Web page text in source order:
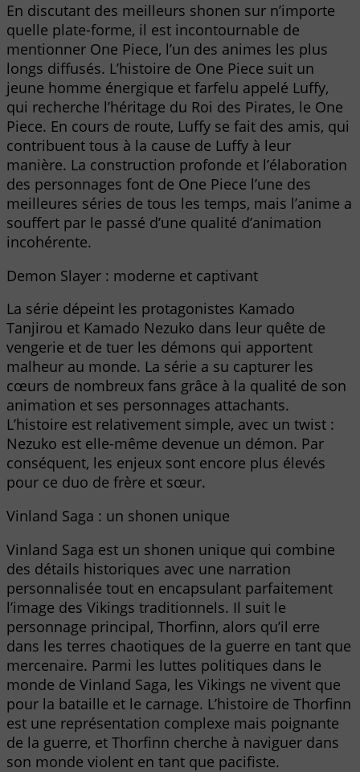
En discutant des meilleurs shonen sur n’importe
quelle plate-forme, il est incontournable de
mentionner One Piece, l’un des animes les plus
longs diffusés. L’histoire de One Piece suit un
jeune homme énergique et farfelu appelé Luffy,
qui recherche l’héritage du Roi des Pirates, le One
Piece. En cours de route, Luffy se fait des amis, qui
contribuent tous à la cause de Luffy à leur
manière. La construction profonde et l’élaboration
des personnages font de One Piece l’une des
meilleures séries de tous les temps, mais l’anime a
souffert par le passé d’une qualité d’animation
incohérente.
Demon Slayer : moderne et captivant
La série dépeint les protagonistes Kamado
Tanjirou et Kamado Nezuko dans leur quête de
vengerie et de tuer les démons qui apportent
malheur au monde. La série a su capturer les
cœurs de nombreux fans grâce à la qualité de son
animation et ses personnages attachants.
L’histoire est relativement simple, avec un twist :
Nezuko est elle-même devenue un démon. Par
conséquent, les enjeux sont encore plus élevés
pour ce duo de frère et sœur.
Vinland Saga : un shonen unique
Vinland Saga est un shonen unique qui combine
des détails historiques avec une narration
personnalisée tout en encapsulant parfaitement
l’image des Vikings traditionnels. Il suit le
personnage principal, Thorfinn, alors qu’il erre
dans les terres chaotiques de la guerre en tant que
mercenaire. Parmi les luttes politiques dans le
monde de Vinland Saga, les Vikings ne vivent que
pour la bataille et le carnage. L’histoire de Thorfinn
est une représentation complexe mais poignante
de la guerre, et Thorfinn cherche à naviguer dans
son monde violent en tant que pacifiste.